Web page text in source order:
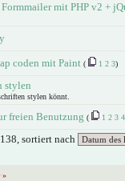
Formmailer mit PHP v2 +
coden mit Paint ( 1 2 3)
stylen
stylen könnt.
freien Benutzung ( 1 2 3 4
sortiert nach
»